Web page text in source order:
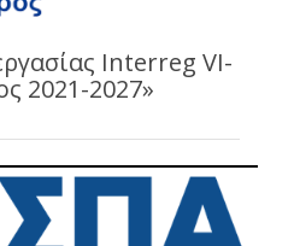
Interreg VI-
2021-2027»